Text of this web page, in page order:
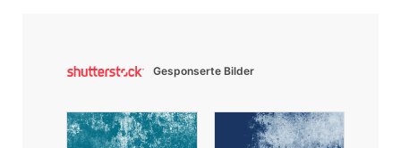
Gesponserte Bilder